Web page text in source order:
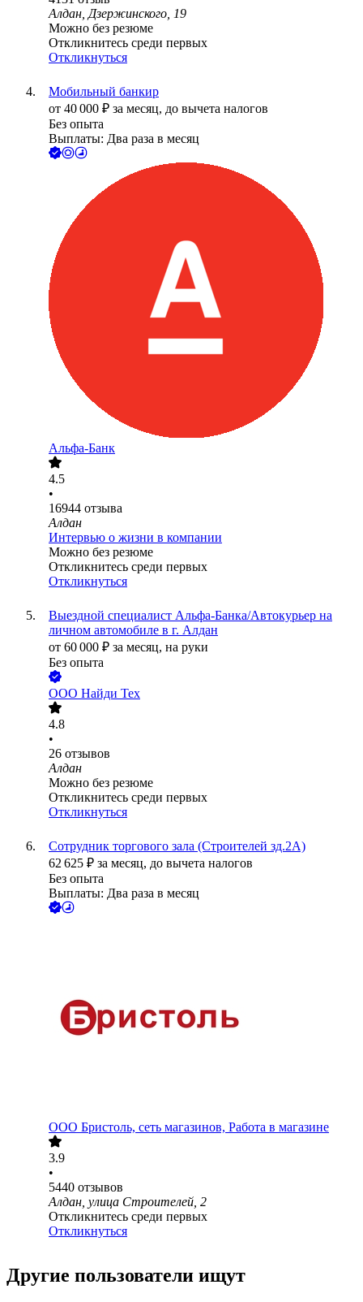
Алдан, Дзержинского, 19
Можно без резюме
Откликнитесь среди первых
Откликнуться
Мобильный банкир
от 40 000 ₽ за месяц, до вычета налогов
Без опыта
Выплаты: Два раза в месяц
Альфа-Банк
4.5
•
16944 отзыва
Алдан
Интервью о жизни в компании
Можно без резюме
Откликнитесь среди первых
Откликнуться
Выездной специалист Альфа-Банка/Автокурьер на
личном автомобиле в г. Алдан
от 60 000 ₽ за месяц, на руки
Без опыта
ООО Найди Тех
4.8
•
26 отзывов
Алдан
Можно без резюме
Откликнитесь среди первых
Откликнуться
Сотрудник торгового зала (Строителей зд.2А)
62 625 ₽ за месяц, до вычета налогов
Без опыта
Выплаты: Два раза в месяц
ООО Бристоль, сеть магазинов, Работа в магазине
3.9
•
5440 отзывов
Алдан, улица Строителей, 2
Откликнитесь среди первых
Откликнуться
Другие пользователи ищут